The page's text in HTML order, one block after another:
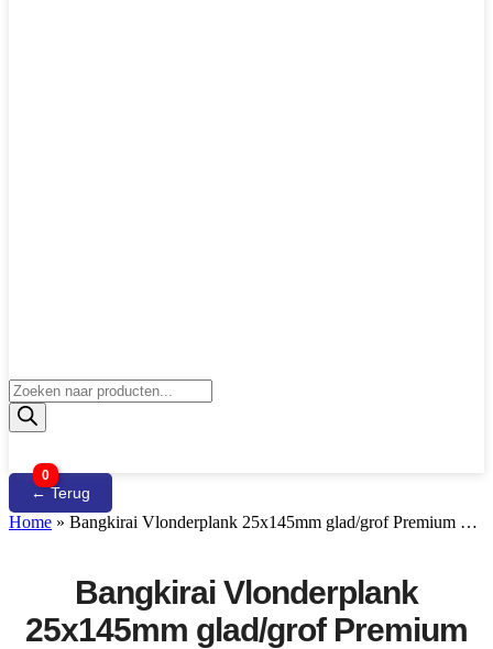
Producten
zoeken
0
← Terug
Home » Bangkirai Vlonderplank 25x145mm glad/grof Premium …
Bangkirai Vlonderplank
25x145mm glad/grof Premium